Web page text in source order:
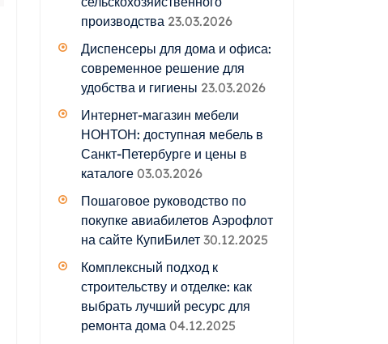
производства 23.03.2026
Диспенсеры для дома и офиса:
современное решение для
удобства и гигиены 23.03.2026
Интернет-магазин мебели
НОНТОН: доступная мебель в
Санкт-Петербурге и цены в
каталоге 03.03.2026
Пошаговое руководство по
покупке авиабилетов Аэрофлот
на сайте КупиБилет 30.12.2025
Комплексный подход к
строительству и отделке: как
выбрать лучший ресурс для
ремонта дома 04.12.2025